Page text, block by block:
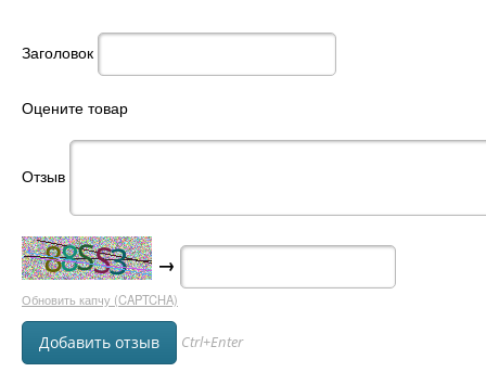
Заголовок
Оцените товар
Отзыв
→
Обновить капчу (CAPTCHA)
Ctrl+Enter